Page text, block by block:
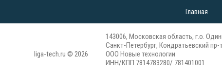
Главная
liga-tech.ru © 2026
143006, Московская область, г.о.
Санкт-Петербург, Кондратьевский пр-
ООО Новые технологии
ИНН/КПП 7814783280/ 781401001